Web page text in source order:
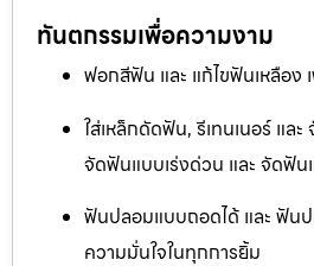
ทันตกรรมเพื่อความงาม
ฟอกสีฟัน และ แก้ไขฟันเหลือง
ใส่เหล็กดัดฟัน, รีเทนเนอร์ แ
จัดฟันแบบเร่งด่วน และ จัดฟั
ฟันปลอมแบบถอดได้ และ ฟัน
ความมั่นใจในทุกการยิ้ม